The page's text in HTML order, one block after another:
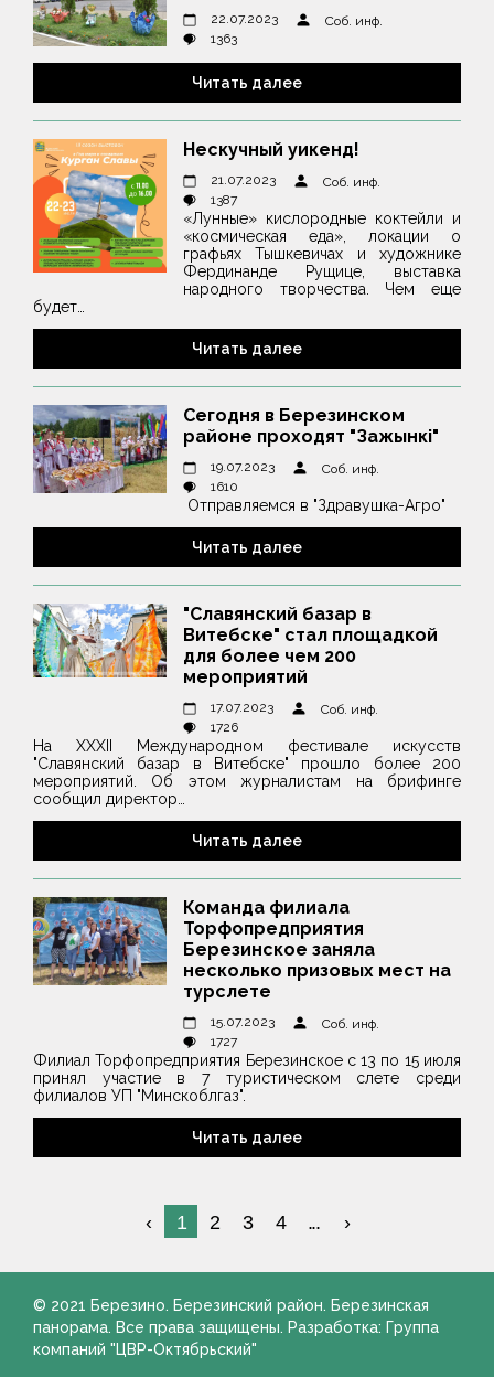
22.07.2023
Соб. инф.
1363
Читать далее
Нескучный уикенд!
21.07.2023
Соб. инф.
1387
«Лунные» кислородные коктейли и
«космическая еда», локации о
графьях Тышкевичах и художнике
Фердинанде Рущице, выставка
народного творчества. Чем еще
будет…
Читать далее
Сегодня в Березинском
районе проходят "Зажынкі"
19.07.2023
Соб. инф.
1610
Отправляемся в "Здравушка-Агро"
Читать далее
"Славянский базар в
Витебске" стал площадкой
для более чем 200
мероприятий
17.07.2023
Соб. инф.
1726
На XXXII Международном фестивале искусств
"Славянский базар в Витебске" прошло более 200
мероприятий. Об этом журналистам на брифинге
сообщил директор…
Читать далее
Команда филиала
Торфопредприятия
Березинское заняла
несколько призовых мест на
турслете
15.07.2023
Соб. инф.
1727
Филиал Торфопредприятия Березинское с 13 по 15 июля
принял участие в 7 туристическом слете среди
филиалов УП "Минскоблгаз".
Читать далее
1 2 3 4 ...
© 2021 Березино. Березинский район. Березинская
панорама. Все права защищены. Разработка: Группа
компаний "ЦВР-Октябрьский"